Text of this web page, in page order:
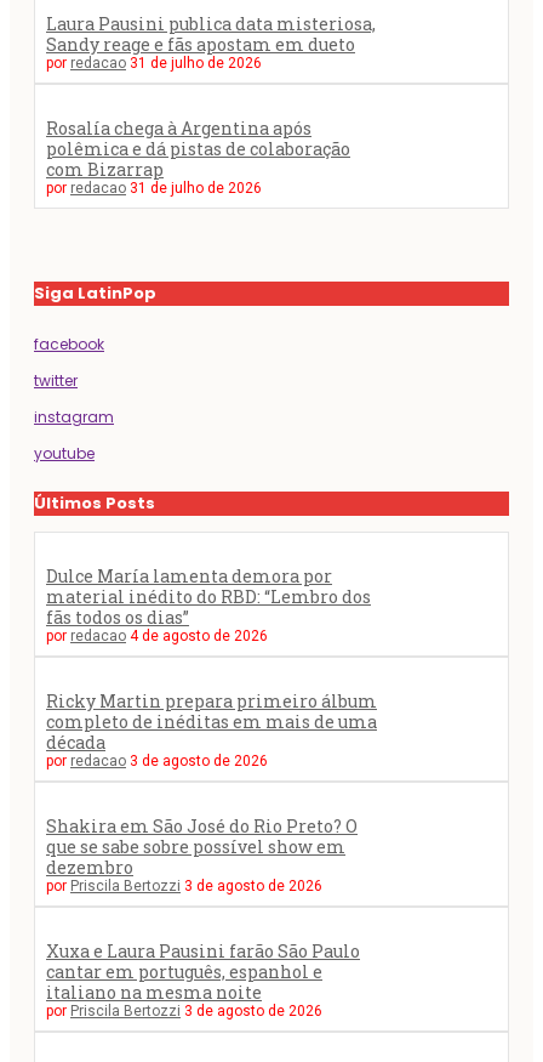
Laura Pausini publica data misteriosa,
Sandy reage e fãs apostam em dueto
por redacao 31 de julho de 2026
Rosalía chega à Argentina após
polêmica e dá pistas de colaboração
com Bizarrap
por redacao 31 de julho de 2026
Siga LatinPop
facebook
twitter
instagram
youtube
Últimos Posts
Dulce María lamenta demora por
material inédito do RBD: “Lembro dos
fãs todos os dias”
por redacao 4 de agosto de 2026
Ricky Martin prepara primeiro álbum
completo de inéditas em mais de uma
década
por redacao 3 de agosto de 2026
Shakira em São José do Rio Preto? O
que se sabe sobre possível show em
dezembro
por Priscila Bertozzi 3 de agosto de 2026
Xuxa e Laura Pausini farão São Paulo
cantar em português, espanhol e
italiano na mesma noite
por Priscila Bertozzi 3 de agosto de 2026